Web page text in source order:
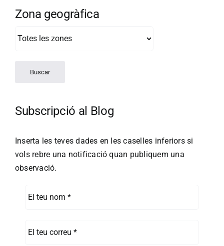
Zona geogràfica
Subscripció al Blog
Inserta les teves dades en les caselles inferiors si
vols rebre una notificació quan publiquem una
observació.